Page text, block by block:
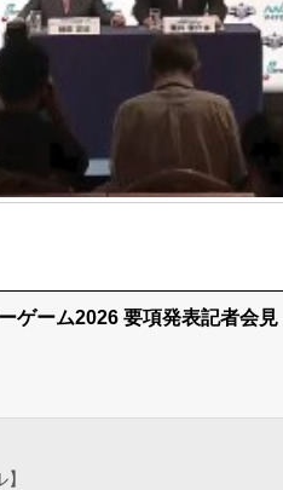
ゲーム2026 要項発表記者会見